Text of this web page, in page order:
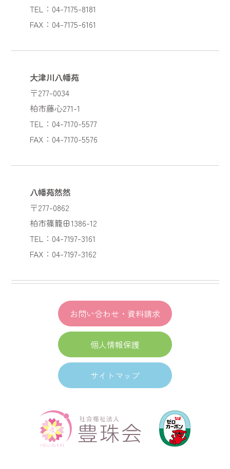
TEL：04-7175-8181
FAX：04-7175-6161
大津川八幡苑
〒277-0034
柏市藤心271-1
TEL：04-7170-5577
FAX：04-7170-5576
八幡苑然然
〒277-0862
柏市篠籠田1386-12
TEL：04-7197-3161
FAX：04-7197-3162
お問い合わせ・資料請求
個人情報保護
サイトマップ